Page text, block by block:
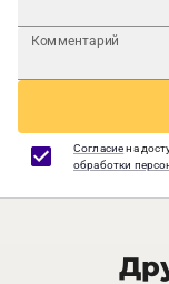
Комментарий
Согласиена
обработки